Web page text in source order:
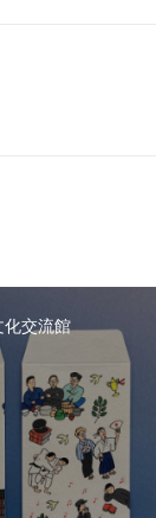
交流館